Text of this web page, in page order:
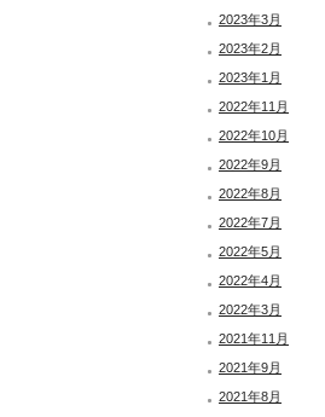
2023年3月
2023年2月
2023年1月
2022年11月
2022年10月
2022年9月
2022年8月
2022年7月
2022年5月
2022年4月
2022年3月
2021年11月
2021年9月
2021年8月